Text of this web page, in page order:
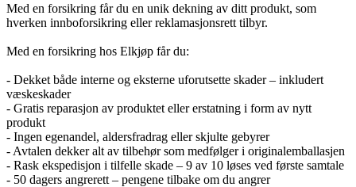
Med en forsikring får du en unik dekning av ditt produkt, som
hverken innboforsikring eller reklamasjonsrett tilbyr.
Med en forsikring hos Elkjøp får du:
- Dekket både interne og eksterne uforutsette skader – inkludert
væskeskader
- Gratis reparasjon av produktet eller erstatning i form av nytt
produkt
- Ingen egenandel, aldersfradrag eller skjulte gebyrer
- Avtalen dekker alt av tilbehør som medfølger i originalemballasjen
- Rask ekspedisjon i tilfelle skade – 9 av 10 løses ved første samtale
- 50 dagers angrerett – pengene tilbake om du angrer